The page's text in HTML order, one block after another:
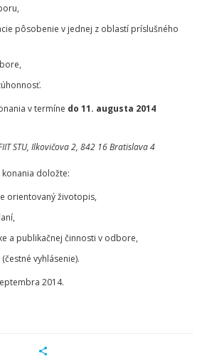
pôsobenie v jednej z oblastí príslušného
v termíne do 11. augusta 2014
STU, Ilkovičova 2, 842 16 Bratislava 4
doložte:
orientovaný životopis,
a publikačnej činnosti v odbore,
vyhlásenie).
2014.